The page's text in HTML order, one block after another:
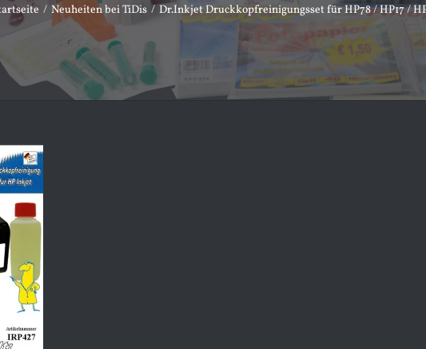
Neuheiten bei TiDis Dr.Inkjet Druckkopfreinigungsset für HP78 / HP17 /